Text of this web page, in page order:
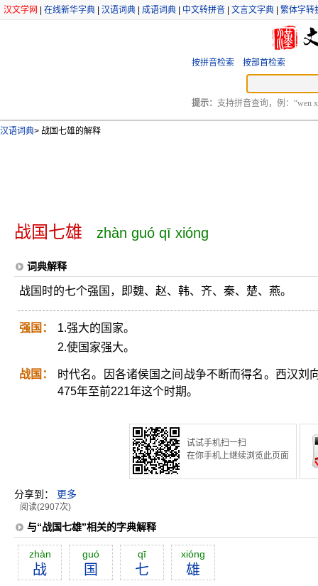
汉文学网 在线新华字典 汉语词典 成语词典 中文转拼音 文言文字典 繁体字转
按拼音检索 按部首检索
提示： 支持拼音查询，例：“wen
汉语词典> 战国七雄的解释
战国七雄 zhàn guó qī xióng
词典解释
战国时的七个强国，即魏、赵、韩、齐、秦、楚、燕。
强国：
1.强大的国家。
2.使国家强大。
战国：
时代名。因各诸侯国之间战争不断而得名。西汉刘
475年至前221年这个时期。
试试手机扫一扫
在你手机上继续浏览此页面
分享到： 更多
阅读(2907次)
与“战国七雄”相关的字典解释
zhàn
战
guó
国
qī
七
xióng
雄